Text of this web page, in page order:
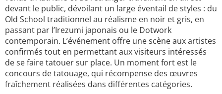
devant le public, dévoilant un large éventail de styles : du
Old School traditionnel au réalisme en noir et gris, en
passant par l’Irezumi japonais ou le Dotwork
contemporain. L’événement offre une scène aux artistes
confirmés tout en permettant aux visiteurs intéressés
de se faire tatouer sur place. Un moment fort est le
concours de tatouage, qui récompense des œuvres
fraîchement réalisées dans différentes catégories.